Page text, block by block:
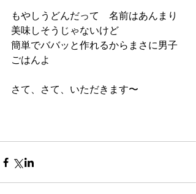
もやしうどんだって　名前はあんまり
美味しそうじゃないけど
簡単でババッと作れるからまさに男子
ごはんよ
さて、さて、いただきます〜